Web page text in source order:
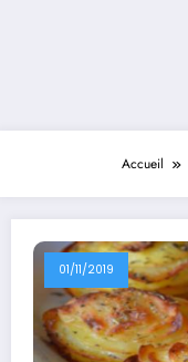
Accueil
01/11/2019